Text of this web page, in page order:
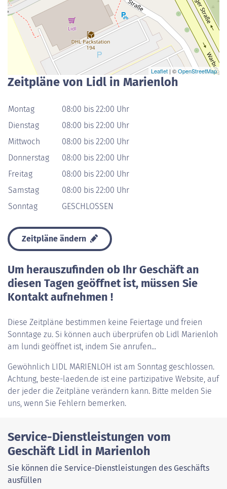
Leaflet | ©OpenStreetMap
Zeitpläne von Lidl in Marienloh
Montag
08:00 bis 22:00 Uhr
Dienstag
08:00 bis 22:00 Uhr
Mittwoch
08:00 bis 22:00 Uhr
Donnerstag
08:00 bis 22:00 Uhr
Freitag
08:00 bis 22:00 Uhr
Samstag
08:00 bis 22:00 Uhr
Sonntag
GESCHLOSSEN
Zeitpläne ändern
Um herauszufinden ob Ihr Geschäft an
diesen Tagen geöffnet ist, müssen Sie
Kontakt aufnehmen !
Diese Zeitpläne bestimmen keine Feiertage und freien
Sonntage zu. Si können auch überprüfen ob Lidl Marienloh
am lundi geöffnet ist, indem Sie anrufen...
Gewöhnlich LIDL MARIENLOH ist am Sonntag geschlossen.
Achtung, beste-laeden.de ist eine partizipative Website, auf
der jeder die Zeitpläne verändern kann. Bitte melden Sie
uns, wenn Sie Fehlern bemerken.
Service-Dienstleistungen vom
Geschäft Lidl in Marienloh
Sie können die Service-Dienstleistungen des Geschäfts
ausfüllen